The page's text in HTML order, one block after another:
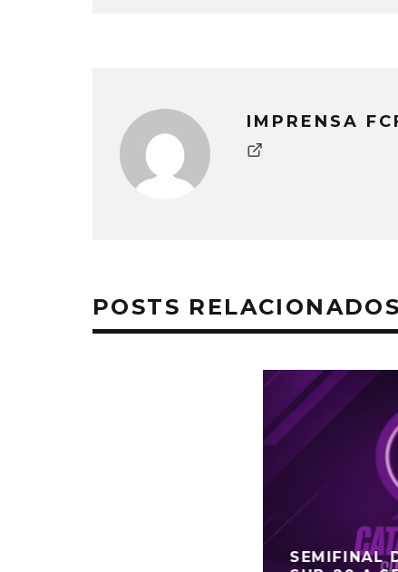
IMPRENSA
POSTS RELACIONADOS
SEMIFINAL